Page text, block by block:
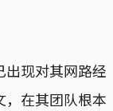
出现对其网路经
，在其团队根本